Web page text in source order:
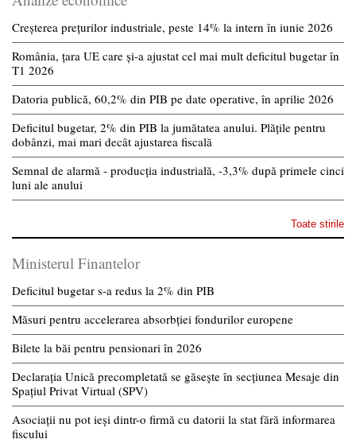
Creșterea prețurilor industriale, peste 14% la intern în iunie 2026
România, țara UE care și-a ajustat cel mai mult deficitul bugetar în
T1 2026
Datoria publică, 60,2% din PIB pe date operative, în aprilie 2026
Deficitul bugetar, 2% din PIB la jumătatea anului. Plățile pentru
dobânzi, mai mari decât ajustarea fiscală
Semnal de alarmă - producția industrială, -3,3% după primele cinci
luni ale anului
Toate stirile
Ministerul Finantelor
Deficitul bugetar s-a redus la 2% din PIB
Măsuri pentru accelerarea absorbției fondurilor europene
Bilete la băi pentru pensionari în 2026
Declarația Unică precompletată se găsește în secțiunea Mesaje din
Spațiul Privat Virtual (SPV)
Asociații nu pot ieși dintr-o firmă cu datorii la stat fără informarea
fiscului